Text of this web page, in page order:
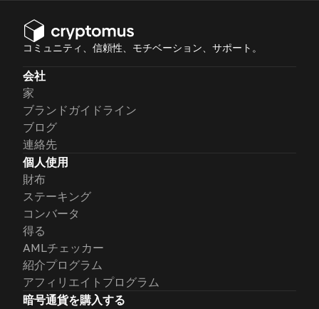
コミュニティ、信頼性、モチベーション、サポート。
会社
家
ブランドガイドライン
ブログ
連絡先
個人使用
財布
ステーキング
コンバータ
得る
AMLチェッカー
紹介プログラム
アフィリエイトプログラム
暗号通貨を購入する